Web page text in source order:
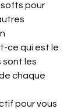
softs pour
ce qui est le
sont les
chaque
pour vous